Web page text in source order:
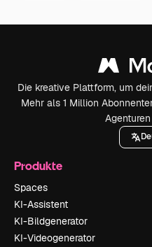
Die kreative Plattform, um
Mehr als 1 Million
Produkte
Spaces
KI-Assistent
KI-Bildgenerator
KI-Videogenerator